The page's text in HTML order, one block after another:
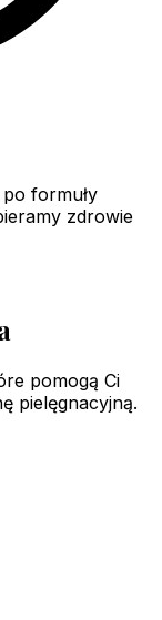
formuły
zdrowie
pomogą Ci
pielęgnacyjną.